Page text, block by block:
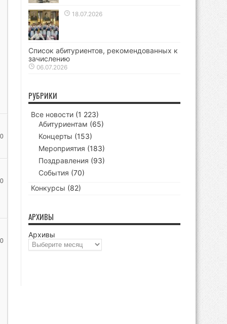
18.07.2026
Список абитуриентов, рекомендованных к
зачислению
06.07.2026
РУБРИКИ
Все новости (1 223)
Абитуриентам (65)
Концерты (153)
Мероприятия (183)
Поздравления (93)
События (70)
Конкурсы (82)
АРХИВЫ
Архивы